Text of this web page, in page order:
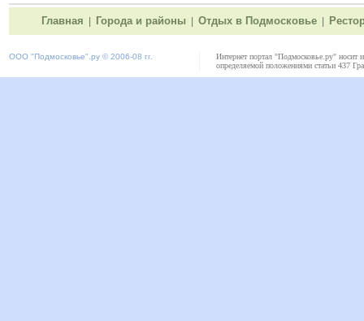
Главная Города и районы Отдых в Подмосковье
ООО "Подмосковье" .ру © 2006-08 гг.
Интернет портал "Подмосковье.ру" носит
определяемой положениями статьи 437